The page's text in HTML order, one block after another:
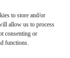
to store and/or
allow us to process
consenting or
functions.